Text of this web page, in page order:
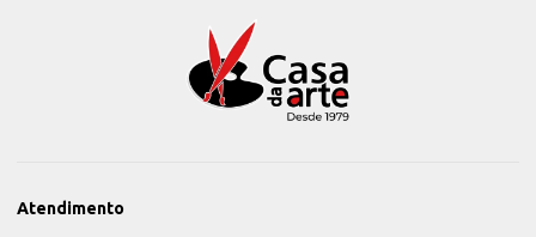
Atendimento